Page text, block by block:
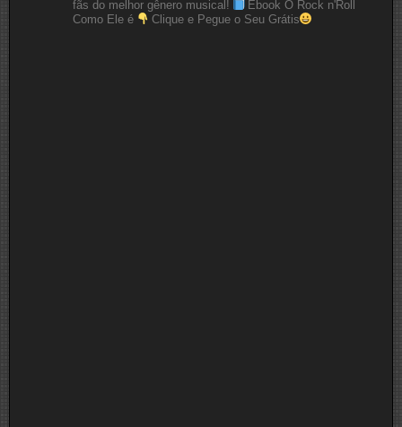
fãs do melhor gênero musical!
Ebook O Rock n'Roll
Como Ele é
Clique e Pegue o Seu Grátis